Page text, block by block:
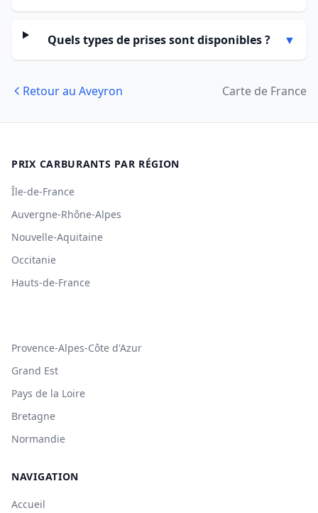
Quels types de prises sont disponibles ? ▼
Retour au Aveyron Carte de France
PRIX CARBURANTS PAR RÉGION
Île-de-France
Auvergne-Rhône-Alpes
Nouvelle-Aquitaine
Occitanie
Hauts-de-France
Provence-Alpes-Côte d'Azur
Grand Est
Pays de la Loire
Bretagne
Normandie
NAVIGATION
Accueil